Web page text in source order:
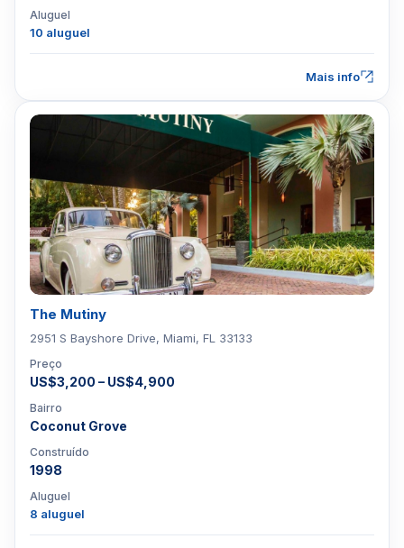
Aluguel
10 aluguel
Mais info
The Mutiny
2951 S Bayshore Drive, Miami, FL 33133
Preço
US$3,200 – US$4,900
Bairro
Coconut Grove
Construído
1998
Aluguel
8 aluguel